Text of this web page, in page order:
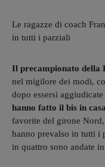
Le ragazze di coach
in tutti i parziali
Il precampionato della
nel migilore dei modi,
dopo essersi
hanno fatto il bis in
favorite del girone
hanno prevalso in tutti i
in quattro sono andate